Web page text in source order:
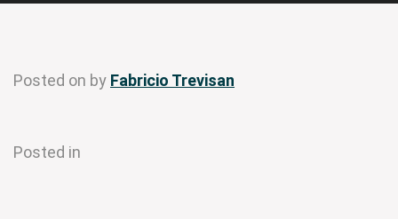
Posted on by Fabricio Trevisan
Posted in